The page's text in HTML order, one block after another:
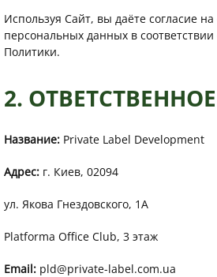
Используя Сайт, вы даёте согласие
персональных данных в соответствии
Политики.
2.
Название: Private Label Development
Адрес: г. Киев, 02094
ул. Якова Гнездовского, 1А
Platforma Office Club, 3 этаж
Email: pld@private-label.com.ua